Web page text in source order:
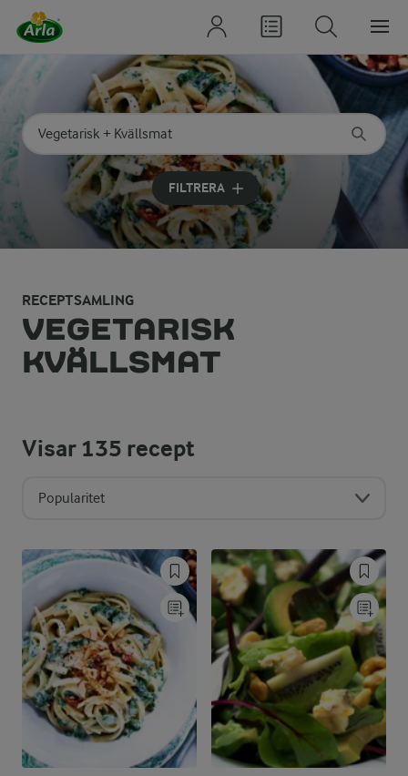
Sök på kategori eller ingrediens
Skriv in sökord för att få förslag
FILTRERA
RECEPTSAMLING
VEGETARISK
KVÄLLSMAT
Visar135 recept
Popularitet